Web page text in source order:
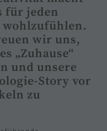
für jeden
wir uns,
„Zuhause“
und unsere
Story vor
zu